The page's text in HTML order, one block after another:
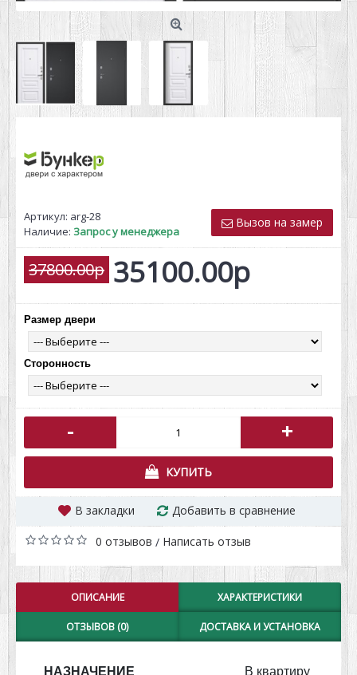
Вызов на замер
Артикул: arg-28
Наличие: Запрос у менеджера
37800.00р 35100.00р
Размер двери
Сторонность
- +
КУПИТЬ
В закладки Добавить в сравнение
0 отзывов / Написать отзыв
ОПИСАНИЕ ХАРАКТЕРИСТИКИ
ОТЗЫВОВ (0) ДОСТАВКА И УСТАНОВКА
НАЗНАЧЕНИЕ
В квартиру